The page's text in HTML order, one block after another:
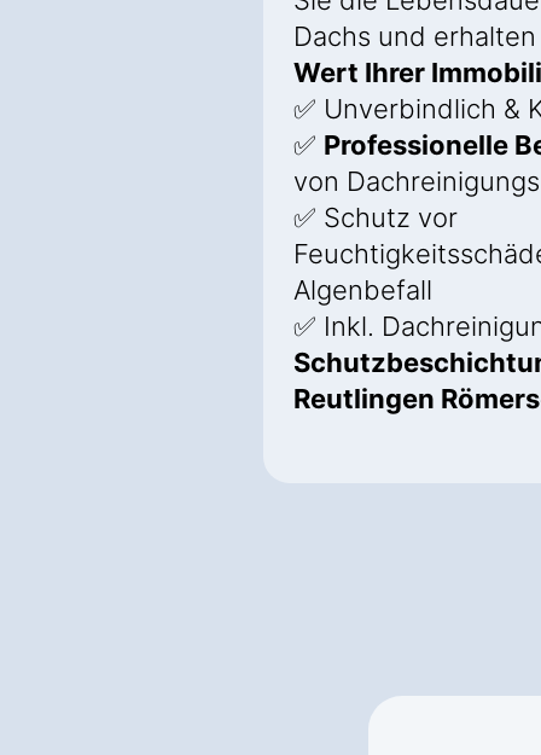
Dachs und
Wert Ihrer
✅ Unverbindlich &
✅ Professionelle
von
✅ Schutz vor
Algenbefall
✅ Inkl.
Reutlingen